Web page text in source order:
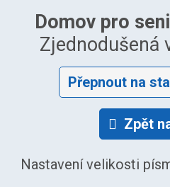
Domov pro
Zjednodušená
Přepnout na
Zpět
Nastavení velikosti